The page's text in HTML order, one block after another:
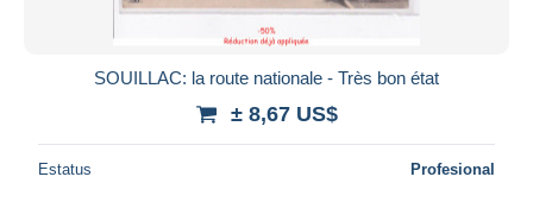
SOUILLAC: la route nationale - Très bon état
± 8,67 US$
Estatus Profesional